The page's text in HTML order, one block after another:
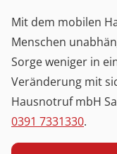
Mit dem mobilen
Menschen
Sorge weniger in
Veränderung mit
Hausnotruf mbH
0391 7331330.